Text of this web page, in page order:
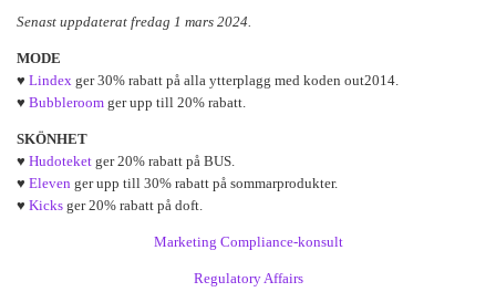
Senast uppdaterat fredag 1 mars 2024.
MODE
♥ Lindex ger 30% rabatt på alla ytterplagg med koden out2014.
♥ Bubbleroom ger upp till 20% rabatt.
SKÖNHET
♥ Hudoteket ger 20% rabatt på BUS.
♥ Eleven ger upp till 30% rabatt på sommarprodukter.
♥ Kicks ger 20% rabatt på doft.
Marketing Compliance-konsult
Regulatory Affairs